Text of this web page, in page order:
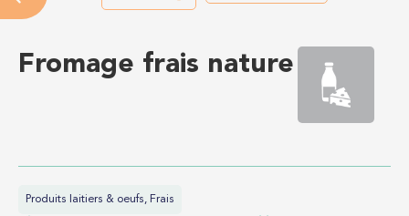
Fromage frais nature
Produits laitiers & oeufs, Frais